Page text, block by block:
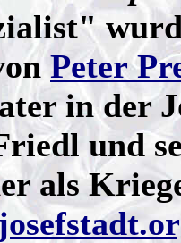
Peter
in der
und
als